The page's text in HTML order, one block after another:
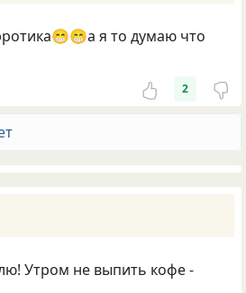
я то думаю что
2
Утром не выпить кофе -